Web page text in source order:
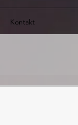
Kontakt